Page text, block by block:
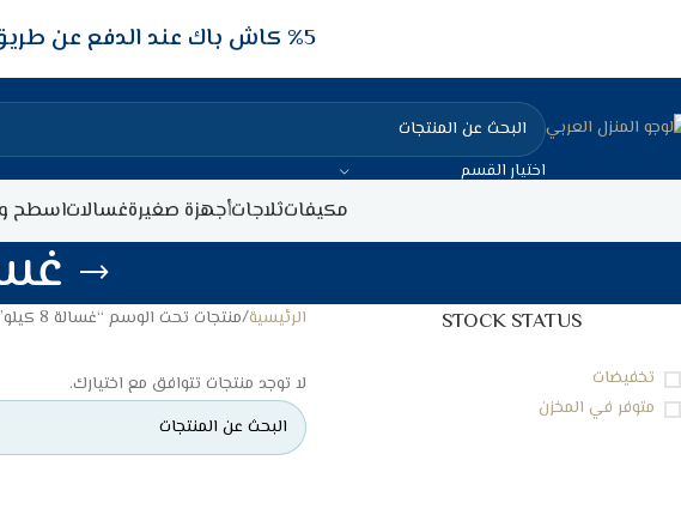
5‎% كاش باك عند الدفع عن طريق الفيزا البنكيه
اختيار القسم
مكيفاتثلاجاتأجهزة صغيرةغسالاتاسطح
STOCK STATUS
تخفيضات
متوفر في المخزن
الرئيسية منتجات تحت الوسم “غسالة 8 كيلو”
لا توجد منتجات تتوافق مع اختيارك.